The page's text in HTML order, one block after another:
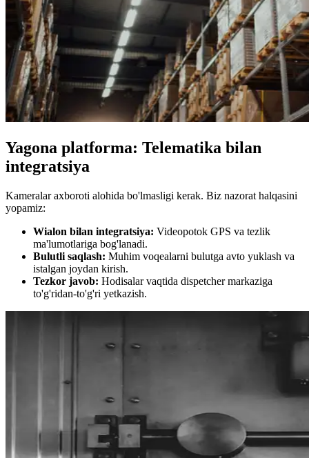
Yagona platforma: Telematika bilan
integratsiya
Kameralar axboroti alohida bo'lmasligi kerak. Biz nazorat halqasini
yopamiz:
Wialon bilan integratsiya: Videopotok GPS va tezlik
ma'lumotlariga bog'lanadi.
Bulutli saqlash: Muhim voqealarni bulutga avto yuklash va
istalgan joydan kirish.
Tezkor javob: Hodisalar vaqtida dispetcher markaziga
to'g'ridan-to'g'ri yetkazish.